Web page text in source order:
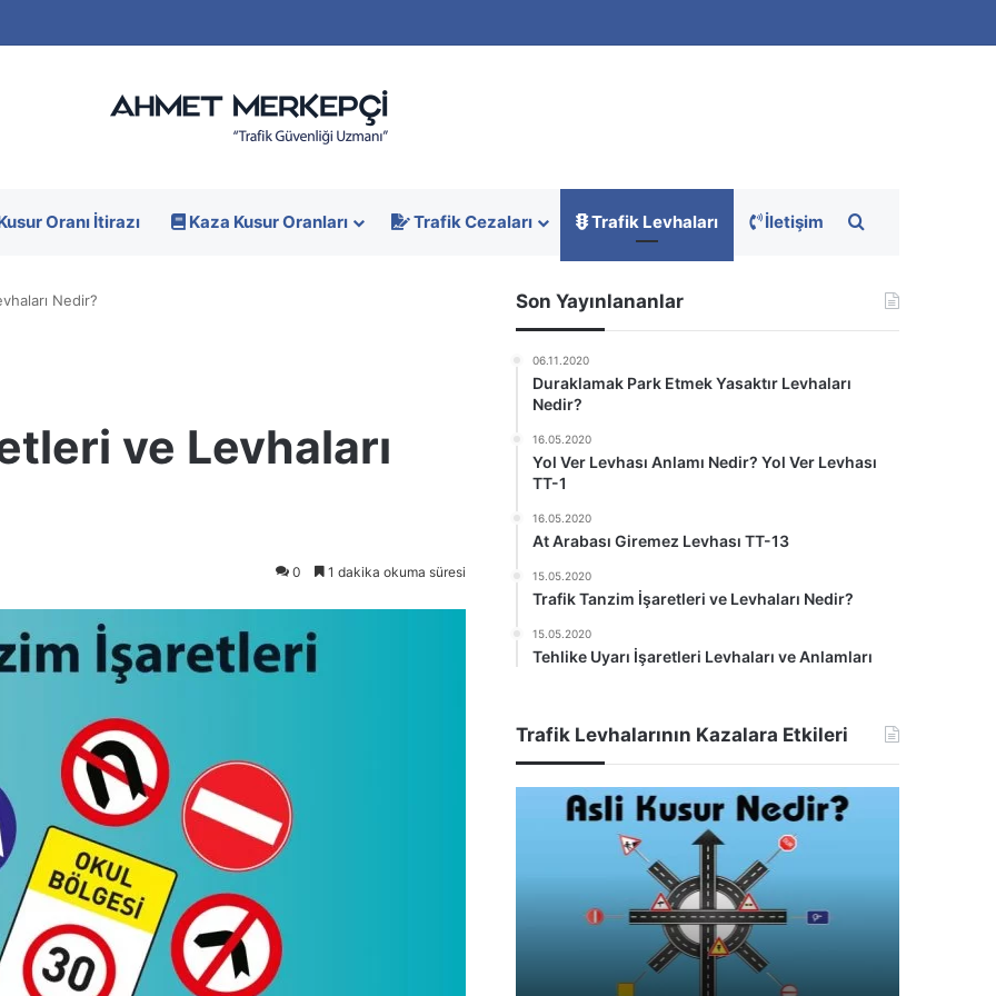
Oranı İtirazı Kaza Kusur Oranları Trafik Cezaları Trafik Levhaları İletişim Arama yap ...
Nedir?
ve Levhaları
0 1 dakika okuma süresi
Son Yayınlananlar
06.11.2020
Duraklamak Park Etmek Yasaktır Levhaları
Nedir?
16.05.2020
Yol Ver Levhası Anlamı Nedir? Yol Ver Levhası
TT-1
16.05.2020
At Arabası Giremez Levhası TT-13
15.05.2020
Trafik Tanzim İşaretleri ve Levhaları Nedir?
15.05.2020
Tehlike Uyarı İşaretleri Levhaları ve Anlamları
Trafik Levhalarının Kazalara Etkileri